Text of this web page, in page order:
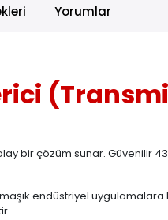
Yorumlar
bir çözüm sunar. Güvenilir
endüstriyel